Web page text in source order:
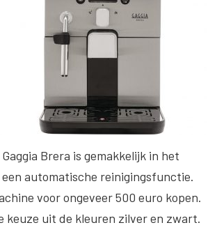
Brera is gemakkelijk in het
automatische reinigingsfunctie.
voor ongeveer 500 euro kopen.
keuze uit de kleuren zilver en zwart.